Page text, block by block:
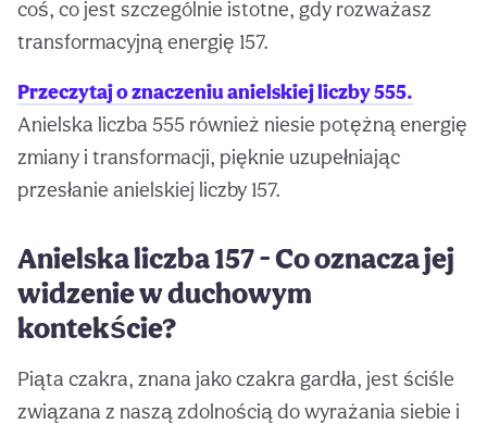
coś, co jest szczególnie istotne, gdy rozważasz
transformacyjną energię 157.
Przeczytaj o znaczeniu anielskiej liczby 555.
Anielska liczba 555 również niesie potężną energię
zmiany i transformacji, pięknie uzupełniając
przesłanie anielskiej liczby 157.
Anielska liczba 157 - Co oznacza jej
widzenie w duchowym
kontekście?
Piąta czakra, znana jako czakra gardła, jest ściśle
związana z naszą zdolnością do wyrażania siebie i